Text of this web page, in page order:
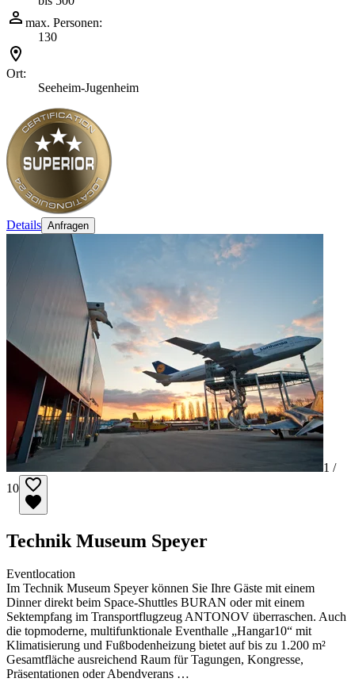
max. Personen:
130
Ort:
Seeheim-Jugenheim
Details Anfragen
1 /
10
Technik Museum Speyer
Eventlocation
Im Technik Museum Speyer können Sie Ihre Gäste mit einem
Dinner direkt beim Space-Shuttles BURAN oder mit einem
Sektempfang im Transportflugzeug ANTONOV überraschen. Auch
die topmoderne, multifunktionale Eventhalle „Hangar10“ mit
Klimatisierung und Fußbodenheizung bietet auf bis zu 1.200 m²
Gesamtfläche ausreichend Raum für Tagungen, Kongresse,
Präsentationen oder Abendverans …